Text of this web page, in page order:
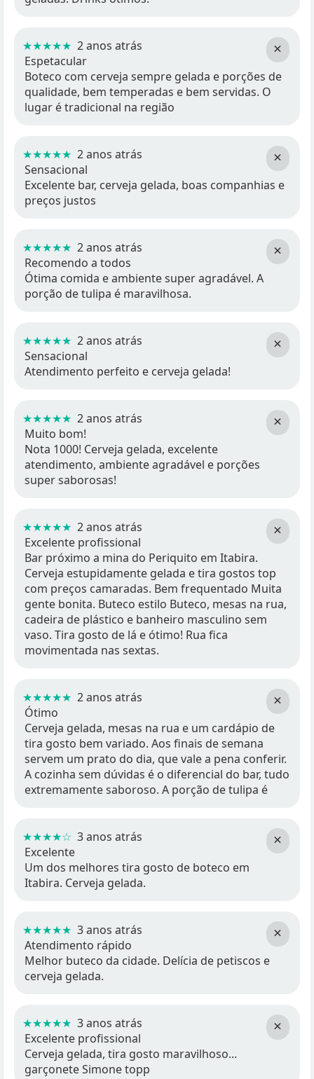
×
★★★★★ 2 anos atrás
Espetacular
Boteco com cerveja sempre gelada e porções de
qualidade, bem temperadas e bem servidas. O
lugar é tradicional na região
×
★★★★★ 2 anos atrás
Sensacional
Excelente bar, cerveja gelada, boas companhias e
preços justos
×
★★★★★ 2 anos atrás
Recomendo a todos
Ótima comida e ambiente super agradável. A
porção de tulipa é maravilhosa.
×
★★★★★ 2 anos atrás
Sensacional
Atendimento perfeito e cerveja gelada!
×
★★★★★ 2 anos atrás
Muito bom!
Nota 1000! Cerveja gelada, excelente
atendimento, ambiente agradável e porções
super saborosas!
×
★★★★★ 2 anos atrás
Excelente profissional
Bar próximo a mina do Periquito em Itabira.
Cerveja estupidamente gelada e tira gostos top
com preços camaradas. Bem frequentado Muita
gente bonita. Buteco estilo Buteco, mesas na rua,
cadeira de plástico e banheiro masculino sem
vaso. Tira gosto de lá e ótimo! Rua fica
movimentada nas sextas.
×
★★★★★ 2 anos atrás
Ótimo
Cerveja gelada, mesas na rua e um cardápio de
tira gosto bem variado. Aos finais de semana
servem um prato do dia, que vale a pena conferir.
A cozinha sem dúvidas é o diferencial do bar, tudo
extremamente saboroso. A porção de tulipa é
×
★★★★☆ 3 anos atrás
Excelente
Um dos melhores tira gosto de boteco em
Itabira. Cerveja gelada.
×
★★★★★ 3 anos atrás
Atendimento rápido
Melhor buteco da cidade. Delícia de petiscos e
cerveja gelada.
×
★★★★★ 3 anos atrás
Excelente profissional
Cerveja gelada, tira gosto maravilhoso...
garçonete Simone topp